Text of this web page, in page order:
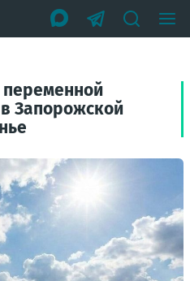
переменной
Запорожской